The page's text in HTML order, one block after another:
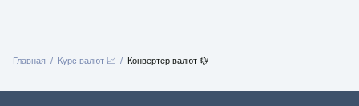
Главная Курс валют 📈 Конвертер валют 💱